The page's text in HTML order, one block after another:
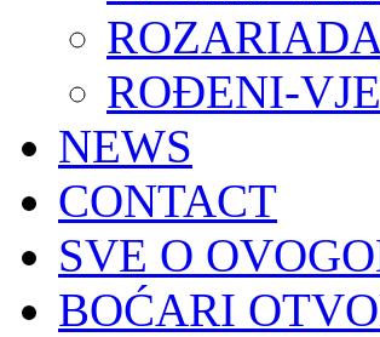
ROĐENI-
NEWS
CONTACT
SVE O
BOĆARI